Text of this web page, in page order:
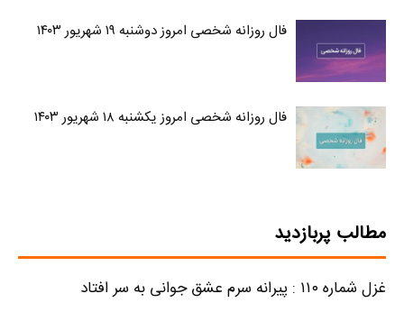
فال روزانه شخصی امروز دوشنبه ۱۹ شهریور ۱۴۰۳
فال روزانه شخصی امروز یکشنبه ۱۸ شهریور ۱۴۰۳
مطالب پربازدید
غزل شماره ۱۱۰ : پیرانه سرم عشق جوانی به سر افتاد